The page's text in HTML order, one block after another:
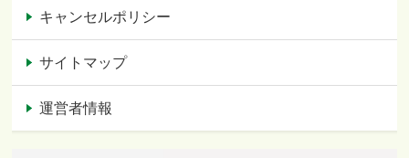
キャンセルポリシー
サイトマップ
運営者情報